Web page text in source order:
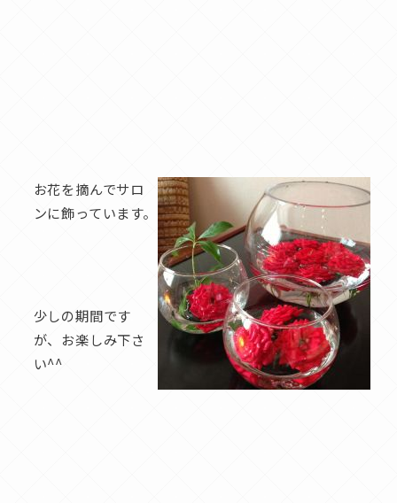
お花を摘んでサロ
ンに飾っています。
少しの期間です
が、お楽しみ下さ
い^^